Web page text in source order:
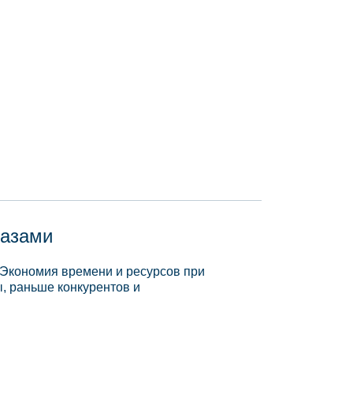
времени и ресурсов при
раньше конкурентов и